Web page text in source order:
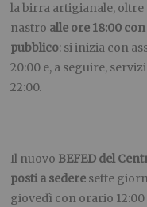
la birra artigianale,
nastro alle ore 18:00
pubblico: si inizia con
20:00 e, a seguire,
22:00.
Il nuovo BEFED del
posti a sedere sette
giovedì con orario 12:00